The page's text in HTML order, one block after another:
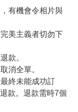
有機會令相片與
美主義者切勿下
款。
消全單。
終未能成功訂
款。退款需時7個